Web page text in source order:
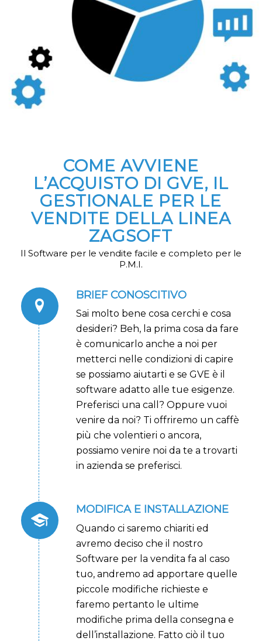
COME AVVIENE
L’ACQUISTO DI GVE, IL
GESTIONALE PER LE
VENDITE DELLA LINEA
ZAGSOFT
Il Software per le vendite facile e completo per le
P.M.I.
BRIEF CONOSCITIVO
Sai molto bene cosa cerchi e cosa
desideri? Beh, la prima cosa da fare
è comunicarlo anche a noi per
metterci nelle condizioni di capire
se possiamo aiutarti e se GVE è il
software adatto alle tue esigenze.
Preferisci una call? Oppure vuoi
venire da noi? Ti offriremo un caffè
più che volentieri o ancora,
possiamo venire noi da te a trovarti
in azienda se preferisci.
MODIFICA E INSTALLAZIONE
Quando ci saremo chiariti ed
avremo deciso che il nostro
Software per la vendita fa al caso
tuo, andremo ad apportare quelle
piccole modifiche richieste e
faremo pertanto le ultime
modifiche prima della consegna e
dell’installazione. Fatto ciò il tuo